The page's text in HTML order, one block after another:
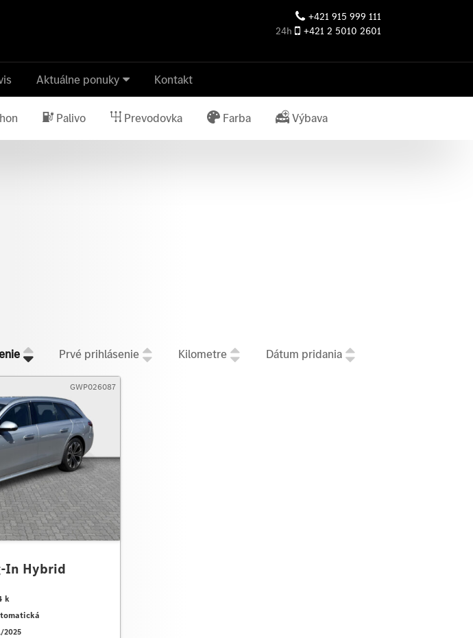
+421 915 999 111
24h
+421 2 5010 2601
Aktuálne ponuky Kontakt
Palivo Prevodovka Farba Výbava
Prvé prihlásenie Kilometre Dátum pridania
In Hybrid
k
2025
GWP026087